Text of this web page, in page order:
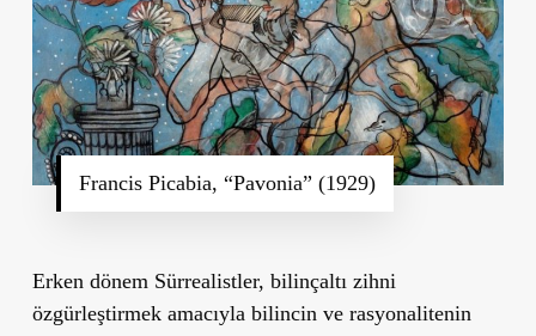
Francis Picabia, “Pavonia” (1929)
Erken dönem Sürrealistler, bilinçaltı zihni
özgürleştirmek amacıyla bilincin ve rasyonalitenin